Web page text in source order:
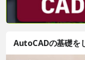
AutoCADの基礎を